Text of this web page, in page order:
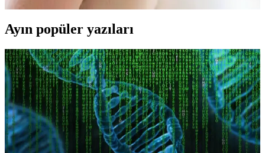
Ayın popüler yazıları